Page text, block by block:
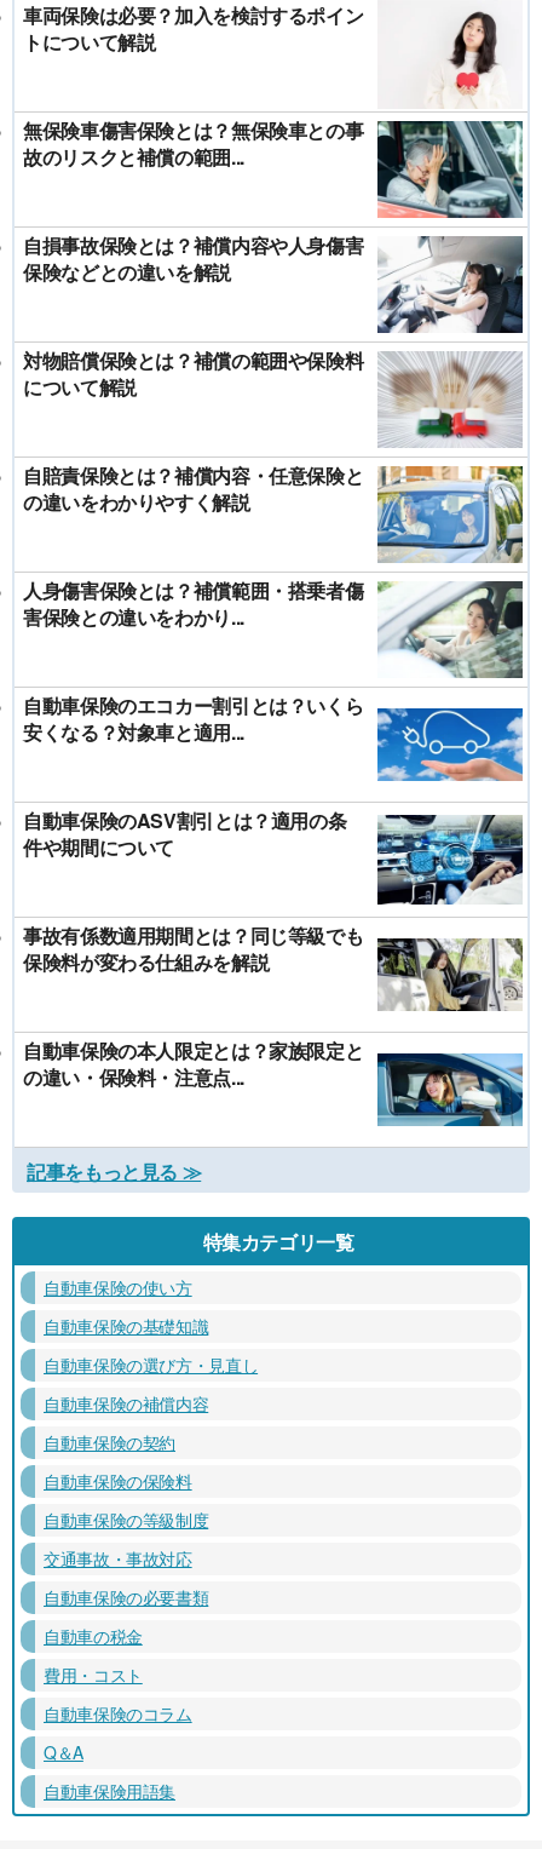
車両保険は必要？加入を検討するポイン
トについて解説
無保険車傷害保険とは？無保険車との事
故のリスクと補償の範囲...
自損事故保険とは？補償内容や人身傷害
保険などとの違いを解説
対物賠償保険とは？補償の範囲や保険料
について解説
自賠責保険とは？補償内容・任意保険と
の違いをわかりやすく解説
人身傷害保険とは？補償範囲・搭乗者傷
害保険との違いをわかり...
自動車保険のエコカー割引とは？いくら
安くなる？対象車と適用...
自動車保険のASV割引とは？適用の条
件や期間について
事故有係数適用期間とは？同じ等級でも
保険料が変わる仕組みを解説
自動車保険の本人限定とは？家族限定と
の違い・保険料・注意点...
記事をもっと見る ≫
特集カテゴリ一覧
自動車保険の使い方
自動車保険の基礎知識
自動車保険の選び方・見直し
自動車保険の補償内容
自動車保険の契約
自動車保険の保険料
自動車保険の等級制度
交通事故・事故対応
自動車保険の必要書類
自動車の税金
費用・コスト
自動車保険のコラム
Q＆A
自動車保険用語集